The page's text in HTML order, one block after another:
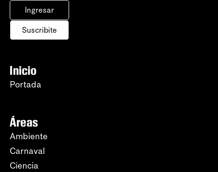
Ingresar
Suscribite
Inicio
Portada
Áreas
Ambiente
Carnaval
Ciencia